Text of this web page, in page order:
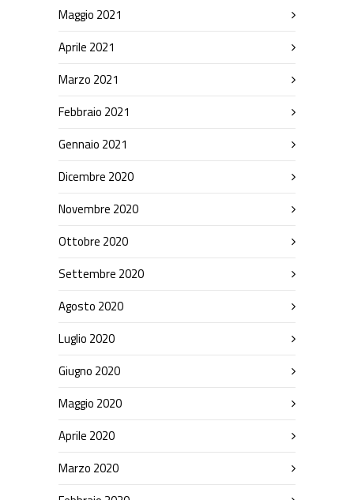
Maggio 2021
Aprile 2021
Marzo 2021
Febbraio 2021
Gennaio 2021
Dicembre 2020
Novembre 2020
Ottobre 2020
Settembre 2020
Agosto 2020
Luglio 2020
Giugno 2020
Maggio 2020
Aprile 2020
Marzo 2020